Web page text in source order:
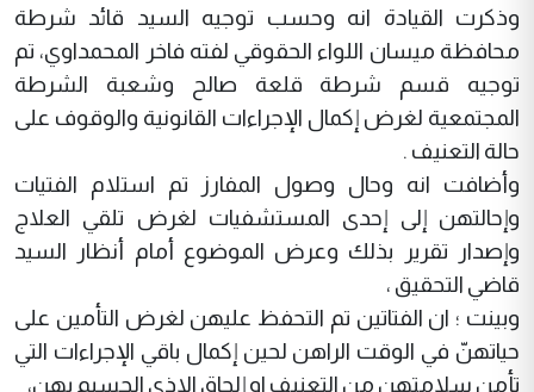
وذكرت القيادة انه وحسب توجيه السيد قائد شرطة
محافظة ميسان اللواء الحقوقي لفته فاخر المحمداوي، تم
توجيه قسم شرطة قلعة صالح وشعبة الشرطة
المجتمعية لغرض إكمال الإجراءات القانونية والوقوف على
حالة التعنيف .
وأضافت انه وحال وصول المفارز تم استلام الفتيات
وإحالتهن إلى إحدى المستشفيات لغرض تلقي العلاج
وإصدار تقرير بذلك وعرض الموضوع أمام أنظار السيد
قاضي التحقيق ،
وبينت ؛ ان الفتاتين تم التحفظ عليهن لغرض التأمين على
حياتهنّ في الوقت الراهن لحين إكمال باقي الإجراءات التي
تأمن سلامتهن من التعنيف او إلحاق الاذى الجسيم بهن،